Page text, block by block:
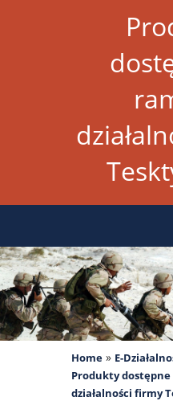
Home » E-
Produkty
działalności firmy